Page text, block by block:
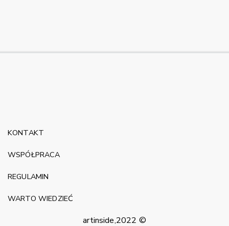
artinside,2022 ©
KONTAKT
WSPÓŁPRACA
REGULAMIN
WARTO WIEDZIEĆ